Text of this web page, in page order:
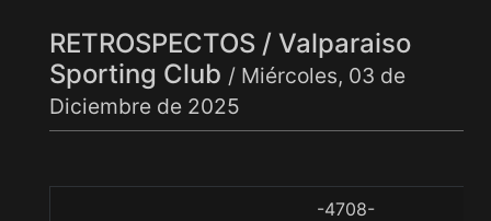
RETROSPECTOS / Valparaiso
Sporting Club / Miércoles, 03 de
Diciembre de 2025
-4708-